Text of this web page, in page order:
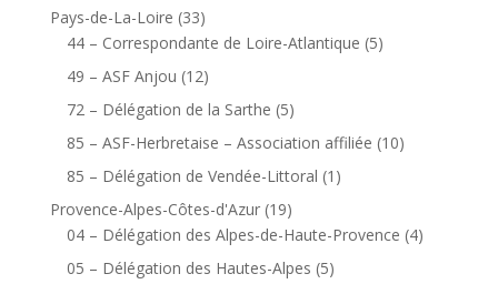
Pays-de-La-Loire (33)
44 – Correspondante de Loire-Atlantique (5)
49 – ASF Anjou (12)
72 – Délégation de la Sarthe (5)
85 – ASF-Herbretaise – Association affiliée (10)
85 – Délégation de Vendée-Littoral (1)
Provence-Alpes-Côtes-d'Azur(19)
04 – Délégation des Alpes-de-Haute-Provence (4)
05 – Délégation des Hautes-Alpes (5)